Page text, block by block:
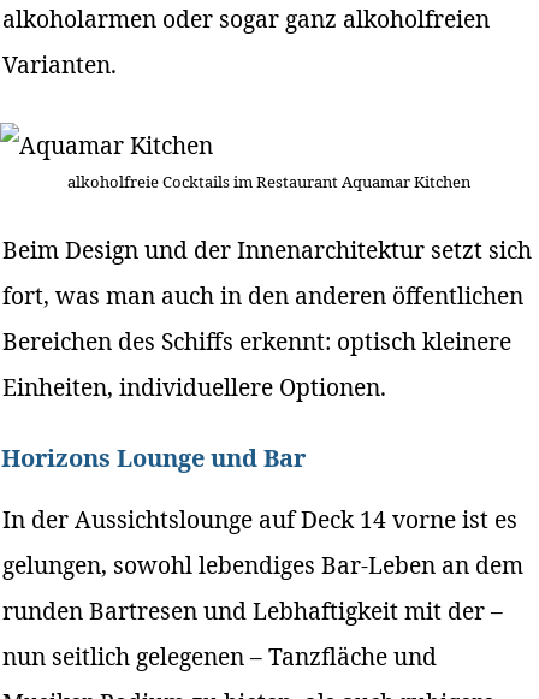
alkoholarmen oder sogar ganz alkoholfreien
Varianten.
alkoholfreie Cocktails im Restaurant Aquamar Kitchen
Beim Design und der Innenarchitektur setzt sich
fort, was man auch in den anderen öffentlichen
Bereichen des Schiffs erkennt: optisch kleinere
Einheiten, individuellere Optionen.
Horizons Lounge und Bar
In der Aussichtslounge auf Deck 14 vorne ist es
gelungen, sowohl lebendiges Bar-Leben an dem
runden Bartresen und Lebhaftigkeit mit der –
nun seitlich gelegenen – Tanzfläche und